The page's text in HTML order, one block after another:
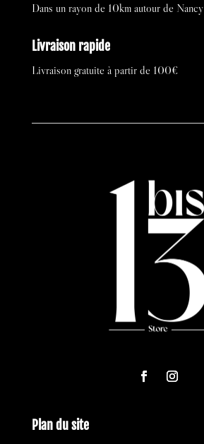
Dans un rayon de 10km autour de Nancy
Livraison rapide
Livraison gratuite à partir de 100€
Plan du site